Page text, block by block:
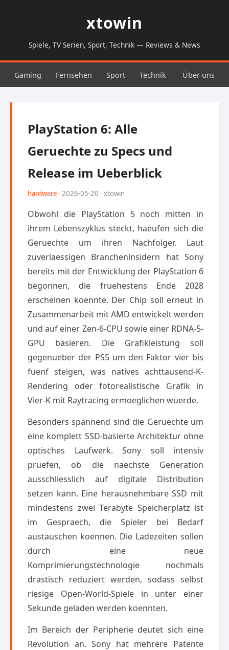
xtowin
Spiele, TV Serien, Sport, Technik — Reviews & News
Gaming Fernsehen Sport Technik Über uns
PlayStation 6: Alle
Geruechte zu Specs und
Release im Ueberblick
hardware · 2026-05-20 · xtowin
Obwohl die PlayStation 5 noch mitten in
ihrem Lebenszyklus steckt, haeufen sich die
Geruechte um ihren Nachfolger. Laut
zuverlaessigen Brancheninsidern hat Sony
bereits mit der Entwicklung der PlayStation 6
begonnen, die fruehestens Ende 2028
erscheinen koennte. Der Chip soll erneut in
Zusammenarbeit mit AMD entwickelt werden
und auf einer Zen-6-CPU sowie einer RDNA-5-
GPU basieren. Die Grafikleistung soll
gegenueber der PS5 um den Faktor vier bis
fuenf steigen, was natives achttausend-K-
Rendering oder fotorealistische Grafik in
Vier-K mit Raytracing ermoeglichen wuerde.
Besonders spannend sind die Geruechte um
eine komplett SSD-basierte Architektur ohne
optisches Laufwerk. Sony soll intensiv
pruefen, ob die naechste Generation
ausschliesslich auf digitale Distribution
setzen kann. Eine herausnehmbare SSD mit
mindestens zwei Terabyte Speicherplatz ist
im Gespraech, die Spieler bei Bedarf
austauschen koennen. Die Ladezeiten sollen
durch eine neue
Komprimierungstechnologie nochmals
drastisch reduziert werden, sodass selbst
riesige Open-World-Spiele in unter einer
Sekunde geladen werden koennten.
Im Bereich der Peripherie deutet sich eine
Revolution an. Sony hat mehrere Patente